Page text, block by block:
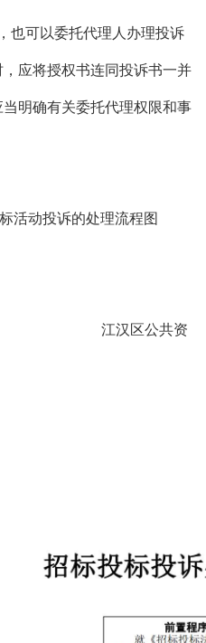
也可以委托代理人办理投诉
应将授权书连同投诉书一并
明确有关委托代理权限和事
活动投诉的处理流程图
江汉区公共资